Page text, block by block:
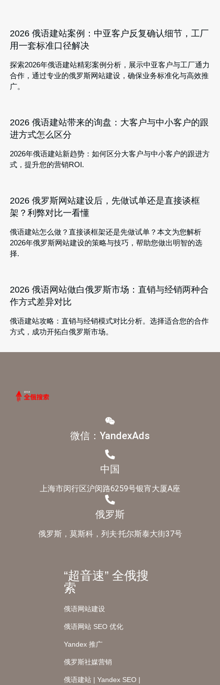
2026 俄语建站案例：中亚客户反复确认细节，工厂
用一套标准口径解决
探索2026年俄语建站精彩案例分析，展示中亚客户与工厂通力
合作，通过专业的俄罗斯网站建设，确保业务标准化与高效推
广。
2026 俄语建站带来的询盘：大客户与中小客户的跟
进方式怎么区分
2026年俄语建站新趋势：如何区分大客户与中小客户的跟进方
式，提升您的营销ROI.
2026 俄罗斯网站建设后，先做试单还是直接谈框
架？利弊对比一看懂
俄语建站怎么做？直接谈框架还是先做试单？本文为您解析
2026年俄罗斯网站建设的策略与技巧，帮助您做出明智的选
择.
2026 俄语网站做白俄罗斯市场：直销与经销两种合
作方式差异对比
俄语建站攻略：直销与经销模式对比分析。选择适合您的合作
方式，成功开拓白俄罗斯市场。
微信：YandexAds
中国
上海市闵行区沪闵路6259号银宵大厦A座
俄罗斯
俄罗斯，莫斯科，列夫·托尔斯泰大街37号
“超音速” 全俄搜
索
俄语网站建设
俄语网站 SEO 优化
Yandex 推广
俄罗斯社媒营销
俄语建站 | Yandex SEO |